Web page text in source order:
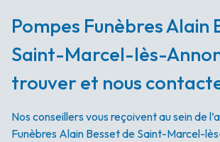
Pompes Funèbres Alain
Saint-Marcel-lès-
trouver et nous
Nos conseillers vous reçoivent au sein de
Funèbres Alain Besset de Saint-Marcel-